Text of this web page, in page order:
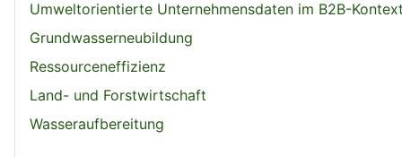
Umweltorientierte Unternehmensdaten im B2B-
Grundwasserneubildung
Ressourceneffizienz
Land- und Forstwirtschaft
Wasseraufbereitung